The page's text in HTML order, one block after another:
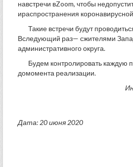
навстречи вZoom, чтобы
ираспространения
Такие встречи будут
Вследующий раз— сжителями
административного округа.
Будем контролировать каждую
домомента реализации.
Дата: 20 июня 2020